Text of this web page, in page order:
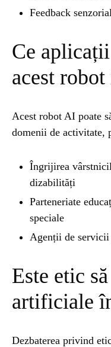
Feedback
Ce
acest
Acest robot AI poate
domenii de activitate,
Îngrijirea
dizabilități
Parteneriate
speciale
Agenții de
Este etic
artificiale
Dezbaterea privind
BLOG 2
poti debloca
ȘTIINȚA 1
întâmplă